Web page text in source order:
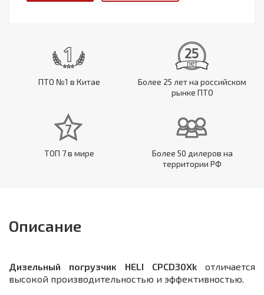
ПТО №1 в Китае
Более 25 лет на российском
рынке ПТО
ТОП 7 в мире
Более 50 дилеров на
территории РФ
Описание
Дизельный погрузчик HELI CPCD30Xk отличается
высокой производительностью и эффективностью.